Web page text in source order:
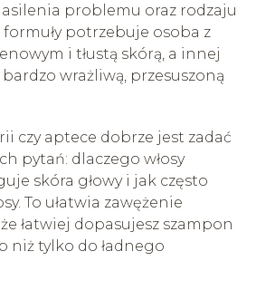
problemu oraz rodzaju
formuły potrzebuje osoba z
i tłustą skórą, a innej
wrażliwą, przesuszoną
czy aptece dobrze jest zadać
pytań: dlaczego włosy
skóra głowy i jak często
To ułatwia zawężenie
łatwiej dopasujesz szampon
niż tylko do ładnego